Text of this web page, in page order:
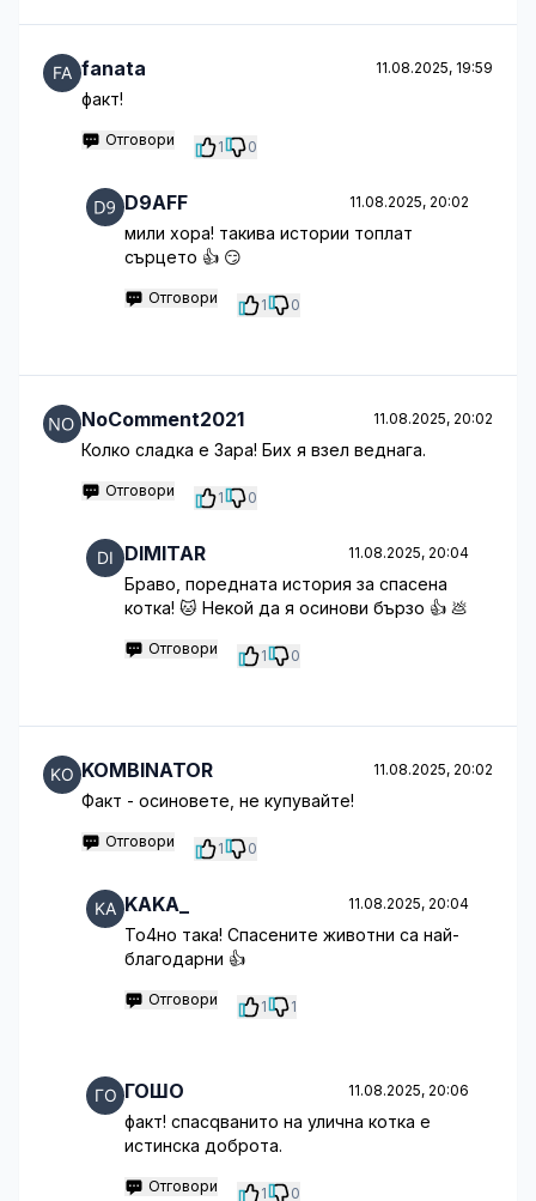
fanata 11.08.2025, 19:59
факт!
Отговори 1 0
D9AFF 11.08.2025, 20:02
мили хора! такива истории топлат
сърцето 👍 😏
Отговори 1 0
NoComment2021 11.08.2025, 20:02
Колко сладка е Зара! Бих я взел веднага.
Отговори 1 0
DIMITAR 11.08.2025, 20:04
Браво, поредната история за спасена
котка! 🐱 Некой да я осинови бързо 👍 💩
Отговори 1 0
KOMBINATOR 11.08.2025, 20:02
Факт - осиновете, не купувайте!
Отговори 1 0
KAKA_ 11.08.2025, 20:04
То4но така! Спасените животни са най-
благодарни 👍
Отговори 1 1
ГОШО 11.08.2025, 20:06
факт! спасqванито на улична котка е
истинска доброта.
Отговори 1 0